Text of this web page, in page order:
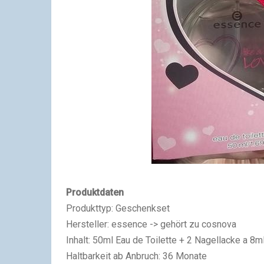
Produktdaten
Produkttyp: Geschenkset
Hersteller: essence -> gehört zu cosnova
Inhalt: 50ml Eau de Toilette + 2 Nagellacke a
Haltbarkeit ab Anbruch: 36 Monate